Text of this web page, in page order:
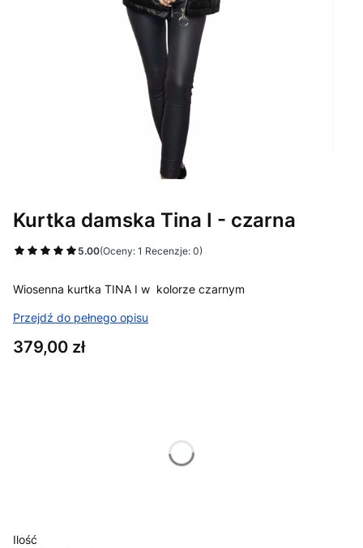
Kurtka damska Tina I - czarna
5.00(Oceny: 1 Recenzje: 0)
Wiosenna kurtka TINA I w kolorze czarnym
Przejdź do pełnego opisu
Cena
379,00 zł
Ilość